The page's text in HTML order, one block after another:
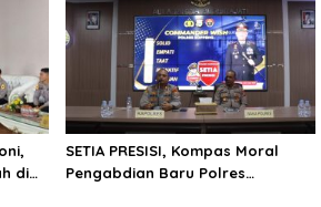
di
SETIA PRESISI, Kompas Moral
Pengabdian Baru Polres